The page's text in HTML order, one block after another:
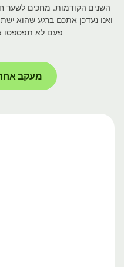
השנים הקודמות. מחכים לשער
ואנו נעדכן אתכם ברגע שהוא
פעם לא תפספסו
מעקב אחר